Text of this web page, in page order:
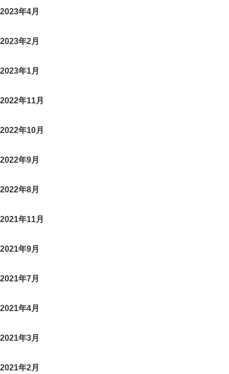
2023年4月
2023年2月
2023年1月
2022年11月
2022年10月
2022年9月
2022年8月
2021年11月
2021年9月
2021年7月
2021年4月
2021年3月
2021年2月